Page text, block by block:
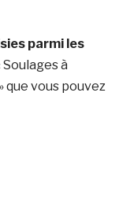
parmi les
à
que vous pouvez